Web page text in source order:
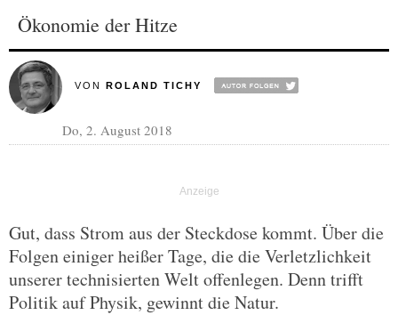
Ökonomie der Hitze
VON ROLAND TICHY
Do, 2. August 2018
Gut, dass Strom aus der Steckdose kommt. Über die
Folgen einiger heißer Tage, die die Verletzlichkeit
unserer technisierten Welt offenlegen. Denn trifft
Politik auf Physik, gewinnt die Natur.